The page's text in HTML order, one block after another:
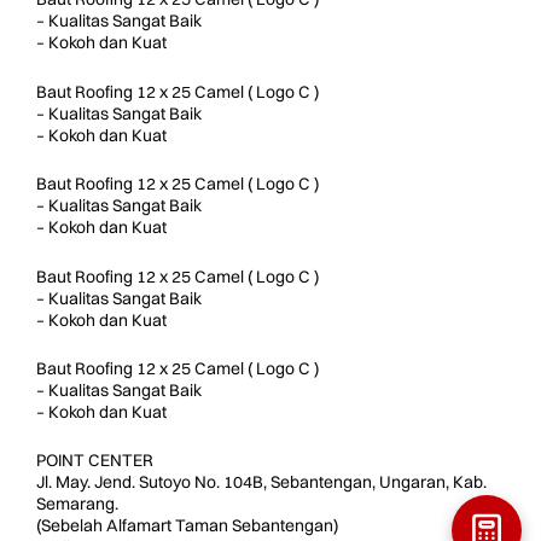
– Kualitas Sangat Baik
– Kokoh dan Kuat
Baut Roofing 12 x 25 Camel ( Logo C )
– Kualitas Sangat Baik
– Kokoh dan Kuat
Baut Roofing 12 x 25 Camel ( Logo C )
– Kualitas Sangat Baik
– Kokoh dan Kuat
Baut Roofing 12 x 25 Camel ( Logo C )
– Kualitas Sangat Baik
– Kokoh dan Kuat
Baut Roofing 12 x 25 Camel ( Logo C )
– Kualitas Sangat Baik
– Kokoh dan Kuat
POINT CENTER
Jl. May. Jend. Sutoyo No. 104B, Sebantengan, Ungaran, Kab.
Semarang.
(Sebelah Alfamart Taman Sebantengan)